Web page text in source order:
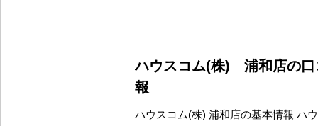
ハウスコム(株) 浦和店の口
報
ハウスコム(株) 浦和店の基本情報 ハ